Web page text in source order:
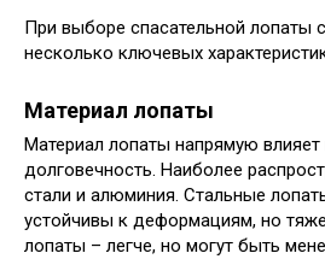
При выборе спасательной лопаты
несколько ключевых
Материал лопаты
Материал лопаты напрямую влияет
долговечность. Наиболее
стали и алюминия. Стальные
устойчивы к деформациям, но
лопаты – легче, но могут быть